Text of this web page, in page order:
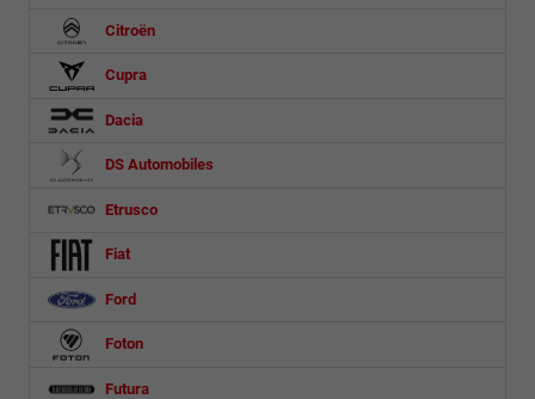
Citroën
Cupra
Dacia
DS Automobiles
Etrusco
Fiat
Ford
Foton
Futura